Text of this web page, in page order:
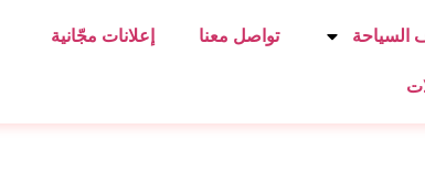
السياحة تواصل معنا إعلانات مجّانية